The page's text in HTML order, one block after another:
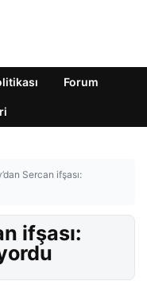
Forum
Sercan ifşası:
ifşası: